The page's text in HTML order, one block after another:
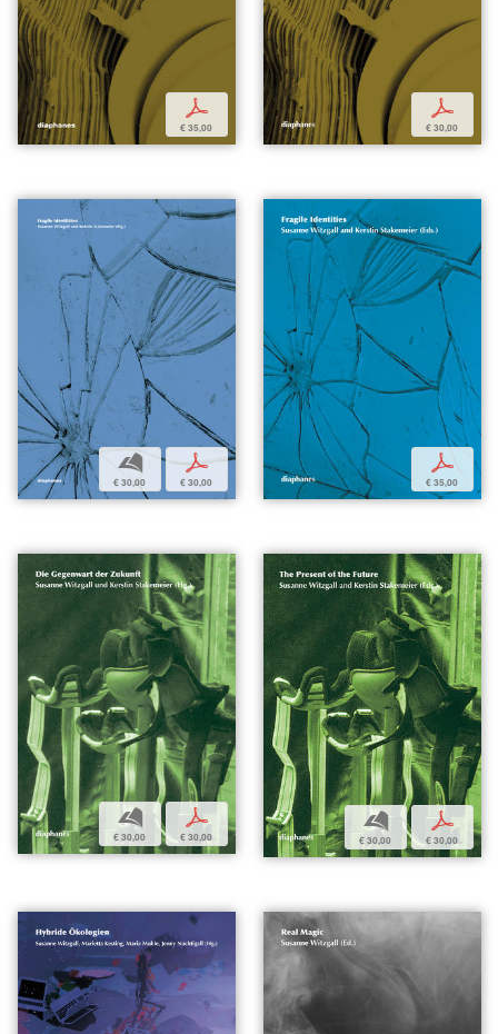
p
€ 35,00
p
€ 30,00
b
€ 30,00
p
€ 30,00
p
€ 35,00
b
€ 30,00
p
€ 30,00
b
€ 30,00
p
€ 30,00